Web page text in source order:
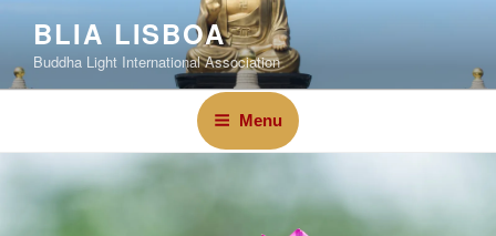
BLIA LISBOA
Buddha Light International Association
Menu